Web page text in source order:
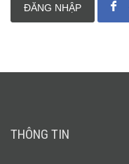
ĐĂNG NHẬP
THÔNG TIN